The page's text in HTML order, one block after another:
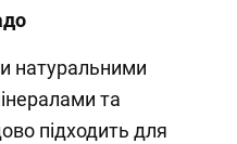
натуральними
та
підходить для